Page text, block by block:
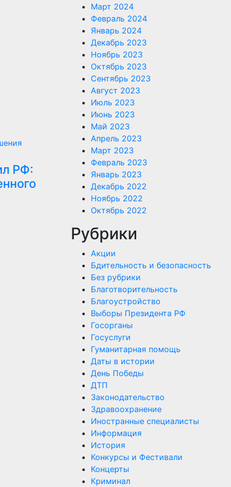
РФ:
Март 2024
Февраль 2024
Январь 2024
Декабрь 2023
Ноябрь 2023
Октябрь 2023
Сентябрь 2023
Август 2023
Июль 2023
Июнь 2023
Май 2023
Апрель 2023
Март 2023
Февраль 2023
Январь 2023
Декабрь 2022
Ноябрь 2022
Октябрь 2022
Рубрики
Акции
Бдительность и безопасность
Без рубрики
Благотворительность
Благоустройство
Выборы Президента РФ
Госорганы
Госуслуги
Гуманитарная помощь
Даты в истории
День Победы
ДТП
Законодательство
Здравоохранение
Иностранные специалисты
Информация
История
Конкурсы и Фестивали
Концерты
Криминал